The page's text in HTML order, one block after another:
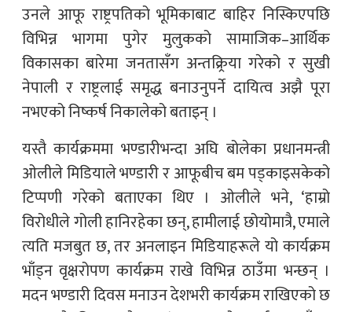
उनले आफू राष्ट्रपतिको भूमिकाबाट बाहिर निस्किएपछि
विभिन्न भागमा पुगेर मुलुकको सामाजिक–आर्थिक
विकासका बारेमा जनतासँग अन्तक्र्रिया गरेको र सुखी
नेपाली र राष्ट्रलाई समृद्ध बनाउनुपर्ने दायित्व अझै पूरा
नभएको निष्कर्ष निकालेको बताइन् ।
यस्तै कार्यक्रममा भण्डारीभन्दा अघि बोलेका प्रधानमन्त्री
ओलीले मिडियाले भण्डारी र आफूबीच बम पड्काइसकेको
टिप्पणी गरेको बताएका थिए । ओलीले भने, ‘हाम्रो
विरोधीले गोली हानिरहेका छन्, हामीलाई छोयोमात्रै, एमाले
त्यति मजबुत छ, तर अनलाइन मिडियाहरूले यो कार्यक्रम
भाँड्न वृक्षरोपण कार्यक्रम राखे विभिन्न ठाउँमा भन्छन् ।
मदन भण्डारी दिवस मनाउन देशभरी कार्यक्रम राखिएको छ